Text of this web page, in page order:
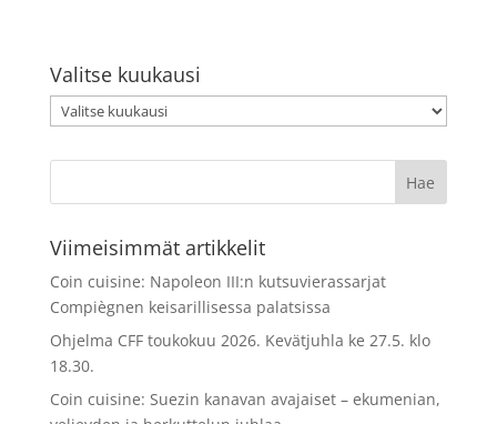
Valitse kuukausi
Valitse
kuukausi
Viimeisimmät artikkelit
Coin cuisine: Napoleon III:n kutsuvierassarjat
Compiègnen keisarillisessa palatsissa
Ohjelma CFF toukokuu 2026. Kevätjuhla ke 27.5. klo
18.30.
Coin cuisine: Suezin kanavan avajaiset – ekumenian,